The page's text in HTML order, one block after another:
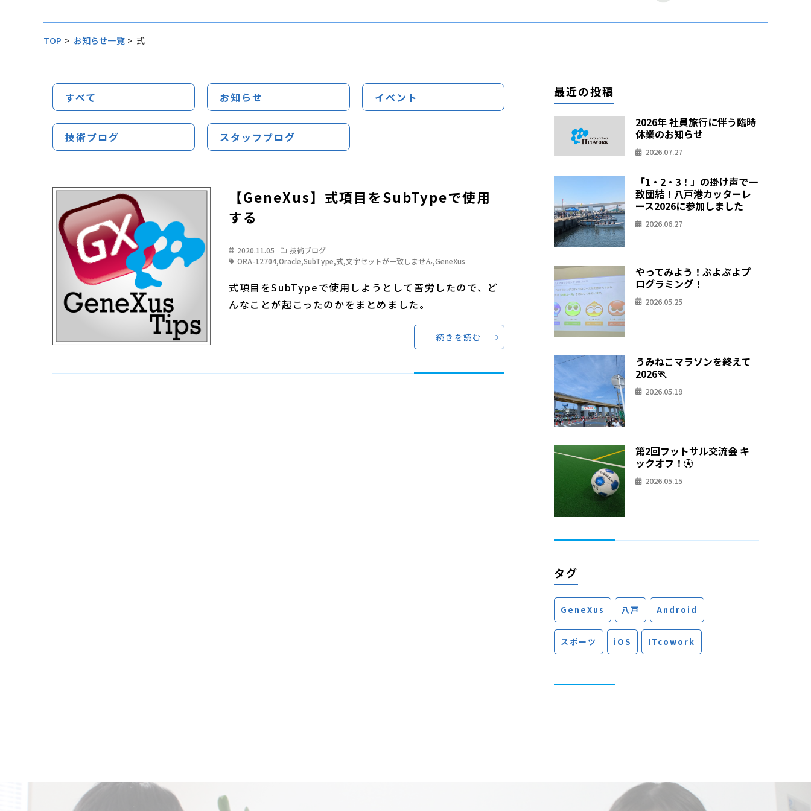
TOP > お知らせ一覧 > 式
すべて お知らせ イベント
技術ブログ スタッフブログ
【GeneXus】式項目をSubTypeで使用
する
2020.11.05
技術ブログ
ORA-12704,Oracle,SubType,式,文字セットが一致しません,GeneXus
式項目をSubTypeで使用しようとして苦労したので、ど
んなことが起こったのかをまとめました。
続きを読む
最近の投稿
2026年 社員旅行に伴う臨時
休業のお知らせ
2026.07.27
「1・2・3！」の掛け声で一
致団結！八戸港カッターレ
ース2026に参加しました
2026.06.27
やってみよう！ぷよぷよプ
ログラミング！
2026.05.25
うみねこマラソンを終えて
2026🏃
2026.05.19
第2回フットサル交流会 キ
ックオフ！⚽
2026.05.15
タグ
GeneXus 八戸 Android
スポーツ iOS ITcowork